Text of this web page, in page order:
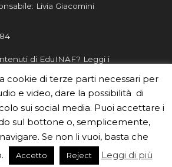
Livia Giacomini
di EduINAF? Leggi i
Privacy
l'Astronomo risponde, per
o i tuoi contributi, scrivici a
[chiocciola] inaf.it oppure
cookie di terze parti necessari per
e video, dare la possibilità di
sui social media. Puoi accettare i
sul bottone o, semplicemente,
Se non li vuoi, basta che
Accetto Reject Leggi di più